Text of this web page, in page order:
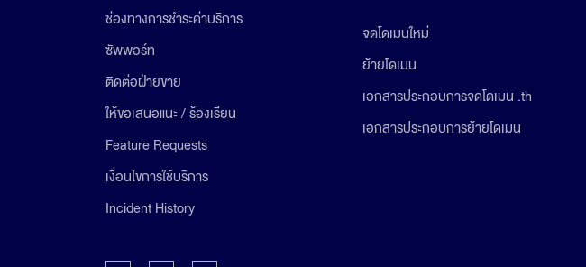
ช่องทางการชำระค่าบริการ
ซัพพอร์ท
ติดต่อฝ่ายขาย
ให้ขอเสนอแนะ / ร้องเรียน
Feature Requests
เงื่อนไขการใช้บริการ
Incident History
จดโดเมนใหม่
ย้ายโดเมน
เอกสารประกอบการจดโดเมน .th
เอกสารประกอบการย้ายโดเมน